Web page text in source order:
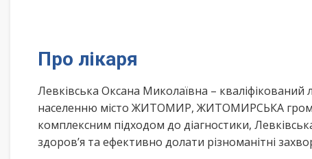
Про лікаря
Левківська Оксана Миколаївна –
населенню місто ЖИТОМИР, ЖИТОМИРСЬКА
комплексним підходом до діагностики,
здоров’я та ефективно долати різноманітні